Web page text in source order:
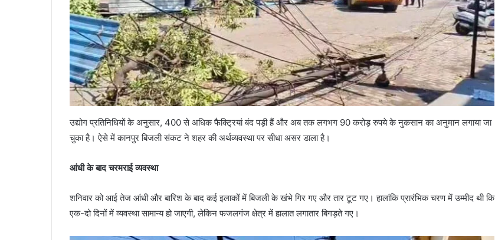
उद्योग प्रतिनिधियों के अनुसार, 400 से अधिक फैक्ट्रियां बंद पड़ी हैं और अब तक लगभग 90 करोड़ रुपये के नुकसान का अनुमान लगाया जा
चुका है। ऐसे में कानपुर बिजली संकट ने शहर की अर्थव्यवस्था पर सीधा असर डाला है।
आंधी के बाद चरमराई व्यवस्था
शनिवार को आई तेज आंधी और बारिश के बाद कई इलाकों में बिजली के खंभे गिर गए और तार टूट गए। हालांकि प्रारंभिक चरण में उम्मीद थी कि
एक-दो दिनों में व्यवस्था सामान्य हो जाएगी, लेकिन फजलगंज क्षेत्र में हालात लगातार बिगड़ते गए।